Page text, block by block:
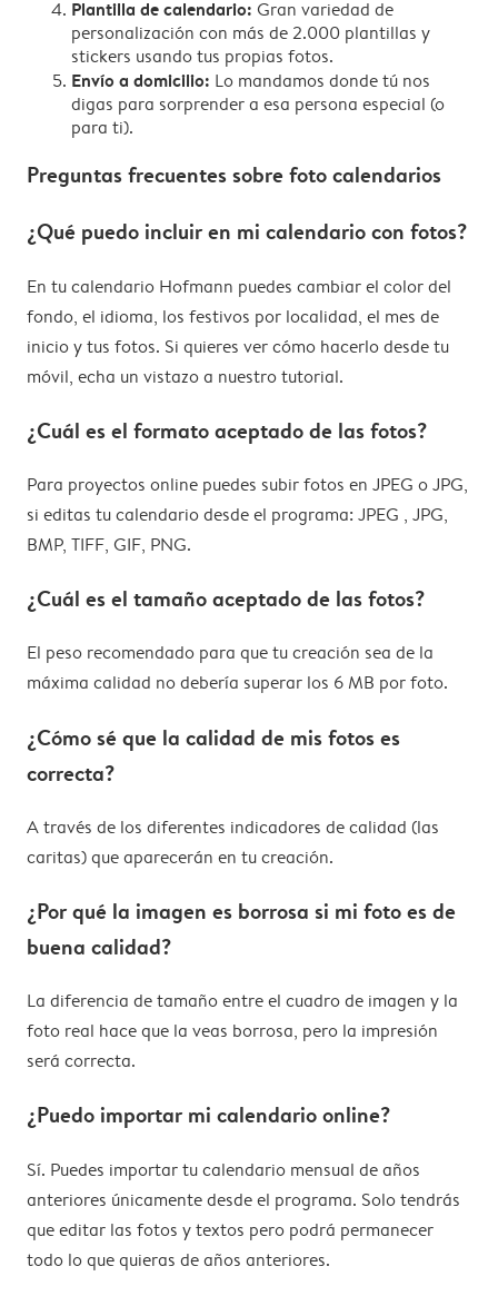
Plantilla de calendario: Gran variedad de
personalización con más de 2.000 plantillas y
stickers usando tus propias fotos.
Envío a domicilio: Lo mandamos donde tú nos
digas para sorprender a esa persona especial (o
para ti).
Preguntas frecuentes sobre foto calendarios
¿Qué puedo incluir en mi calendario con fotos?
En tu calendario Hofmann puedes cambiar el color del
fondo, el idioma, los festivos por localidad, el mes de
inicio y tus fotos. Si quieres ver cómo hacerlo desde tu
móvil, echa un vistazo a nuestro tutorial.
¿Cuál es el formato aceptado de las fotos?
Para proyectos online puedes subir fotos en JPEG o JPG,
si editas tu calendario desde el programa: JPEG , JPG,
BMP, TIFF, GIF, PNG.
¿Cuál es el tamaño aceptado de las fotos?
El peso recomendado para que tu creación sea de la
máxima calidad no debería superar los 6 MB por foto.
¿Cómo sé que la calidad de mis fotos es
correcta?
A través de los diferentes indicadores de calidad (las
caritas) que aparecerán en tu creación.
¿Por qué la imagen es borrosa si mi foto es de
buena calidad?
La diferencia de tamaño entre el cuadro de imagen y la
foto real hace que la veas borrosa, pero la impresión
será correcta.
¿Puedo importar mi calendario online?
Sí. Puedes importar tu calendario mensual de años
anteriores únicamente desde el programa. Solo tendrás
que editar las fotos y textos pero podrá permanecer
todo lo que quieras de años anteriores.